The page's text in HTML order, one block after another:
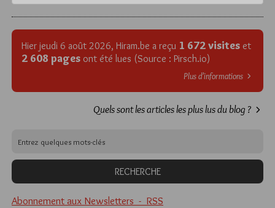
Hier jeudi 6 août 2026, Hiram.be a reçu 1 672 visites et
2 608 pages ont été lues (Source : Pirsch.io)
Plus d’informations
Quels sont les articles les plus lus du blog ?
Abonnement aux Newsletters - RSS